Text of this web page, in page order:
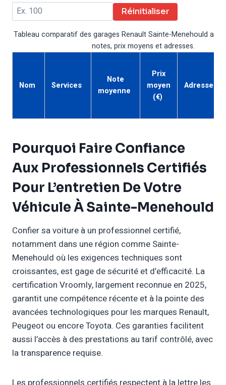
Réinitialiser
Tableau comparatif des garages Renault Sainte-Menehould
notes, prix moyens et adresses.
Nom Services
Note
moyenne
Prix
moyen
(€)
Adresse
Pourquoi Faire Confiance
Aux Professionnels Certifiés
Pour L’entretien De Votre
Véhicule À Sainte-Menehould
Confier sa voiture à un professionnel certifié,
notamment dans une région comme Sainte-
Menehould où les exigences techniques sont
croissantes, est gage de sécurité et d’efficacité. La
certification Vroomly, largement reconnue en 2025,
garantit une compétence récente et à la pointe des
avancées technologiques pour les marques Renault,
Peugeot ou encore Toyota. Ces garanties facilitent
aussi l’accès à des prestations au tarif contrôlé, avec
la transparence requise.